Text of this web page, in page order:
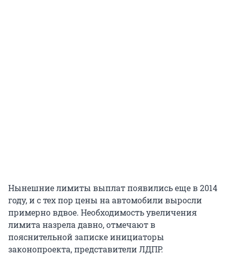
Нынешние лимиты выплат появились еще в 2014
году, и с тех пор цены на автомобили выросли
примерно вдвое. Необходимость увеличения
лимита назрела давно, отмечают в
пояснительной записке инициаторы
законопроекта, представители ЛДПР.